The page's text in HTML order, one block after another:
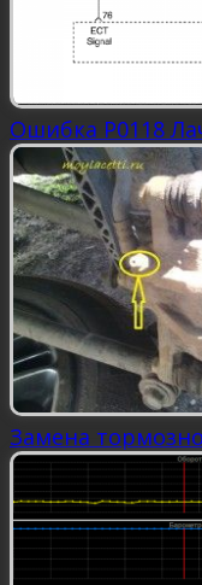
Ошибка P0118
Замена